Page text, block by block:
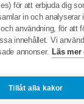
för att erbjuda dig
in och analyserar
användning, för att
innehållet. Vi
annonser. Läs mer
Tillåt alla kakor
förening